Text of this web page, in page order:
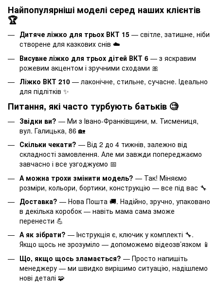
Найпопулярніші моделі серед наших клієнтів
🏆
Дитяче ліжко для трьох ВКТ 15 — світле, затишне, ніби
створене для казкових снів ☁️
Висувне ліжко для трьох дітей ВКТ 6 — з яскравим
рожевим акцентом і зручними сходами 🎀
Ліжко ВКТ 210 — лаконічне, стильне, сучасне. Ідеально
для підлітків ✨
Питання, які часто турбують батьків 🧐
Звідки ви? — Ми з Івано-Франківщини, м. Тисмениця,
вул. Галицька, 86 🏡
Скільки чекати? — Від 2 до 4 тижнів, залежно від
складності замовлення. Але ми завжди попереджаємо
завчасно і все узгоджуємо 📅
А можна трохи змінити модель? — Так! Міняємо
розміри, кольори, бортики, конструкцію — все під вас 🔧
Доставка? — Нова Пошта 🚚. Надійно, зручно, упаковано
в декілька коробок — навіть мама сама зможе
перенести 💪
А як зібрати? — Інструкція є, ключик у комплекті 🔧.
Якщо щось не зрозуміло — допоможемо відеозв’язком 📱
Що, якщо щось зламається? — Просто напишіть
менеджеру — ми швидко вирішимо ситуацію, надішлемо
нові деталі 🧩